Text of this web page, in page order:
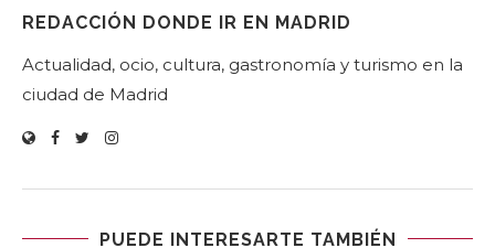
REDACCIÓN DONDE IR EN MADRID
Actualidad, ocio, cultura, gastronomía y turismo en la
ciudad de Madrid
PUEDE INTERESARTE TAMBIÉN